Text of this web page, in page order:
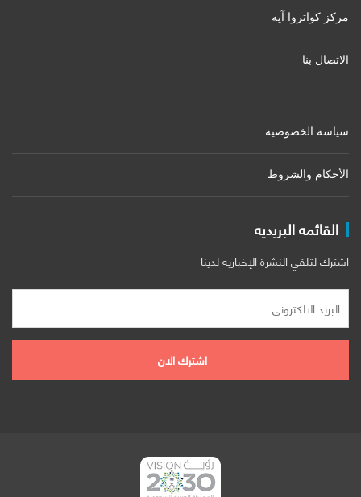
مركز كواتروا آيه
الاتصال بنا
سياسة الخصوصية
الأحكام والشروط
القائمه البريديه
اشترك لتلقي النشرة الإخبارية لدينا